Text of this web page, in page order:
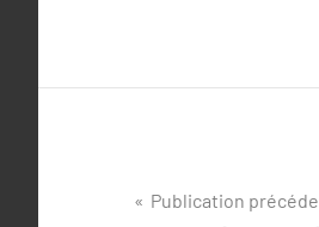
Navigation
Publication